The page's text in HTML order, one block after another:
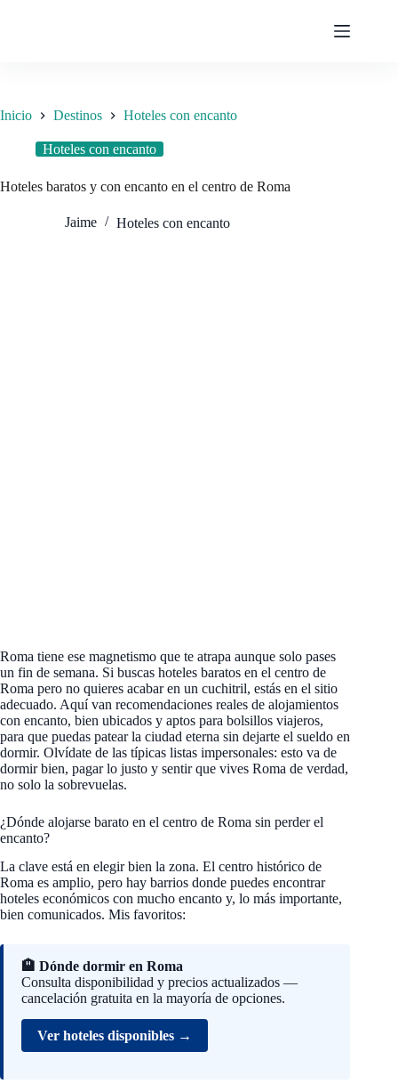
Inicio Destinos Hoteles con encanto
Hoteles con encanto
Hoteles baratos y con encanto en el centro de Roma
Jaime Hoteles con encanto
Roma tiene ese magnetismo que te atrapa aunque solo pases
un fin de semana. Si buscas hoteles baratos en el centro de
Roma pero no quieres acabar en un cuchitril, estás en el sitio
adecuado. Aquí van recomendaciones reales de alojamientos
con encanto, bien ubicados y aptos para bolsillos viajeros,
para que puedas patear la ciudad eterna sin dejarte el sueldo en
dormir. Olvídate de las típicas listas impersonales: esto va de
dormir bien, pagar lo justo y sentir que vives Roma de verdad,
no solo la sobrevuelas.
¿Dónde alojarse barato en el centro de Roma sin perder el
encanto?
La clave está en elegir bien la zona. El centro histórico de
Roma es amplio, pero hay barrios donde puedes encontrar
hoteles económicos con mucho encanto y, lo más importante,
bien comunicados. Mis favoritos:
🏨 Dónde dormir en Roma
Consulta disponibilidad y precios actualizados —
cancelación gratuita en la mayoría de opciones.
Ver hoteles disponibles →